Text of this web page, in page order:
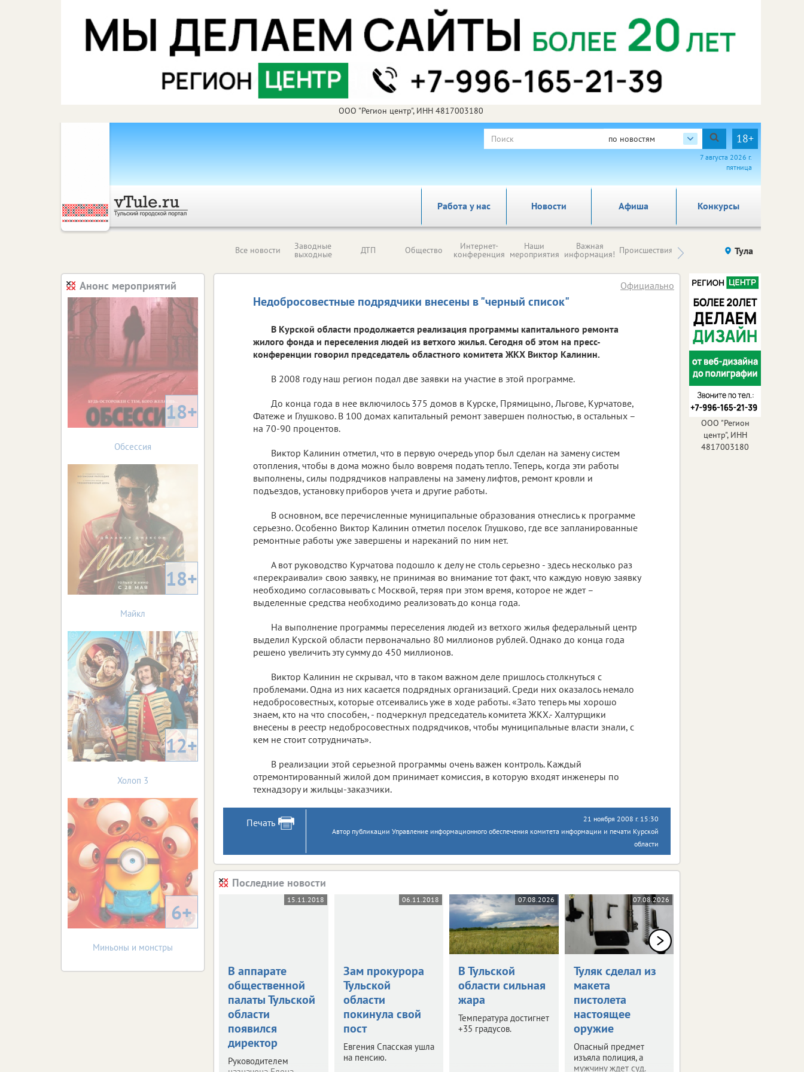
ООО "Регион центр", ИНН 4817003180
по новостям 18+
7 августа 2026 г.
пятница
Работа у нас Новости Афиша Конкурсы
Все новости Заводные
выходные ДТП Общество Интернет-
конференция
Наши
мероприятия
Важная
информация! Происшествия Здоровье компаний (на
Тула
Недобросовестные подрядчики внесены в "черный список"
Официально
В Курской области продолжается реализация программы капитального ремонта
жилого фонда и переселения людей из ветхого жилья. Сегодня об этом на пресс-
конференции говорил председатель областного комитета ЖКХ Виктор Калинин.
В 2008 году наш регион подал две заявки на участие в этой программе.
До конца года в нее включилось 375 домов в Курске, Прямицыно, Льгове, Курчатове,
Фатеже и Глушково. В 100 домах капитальный ремонт завершен полностью, в остальных –
на 70-90 процентов.
Виктор Калинин отметил, что в первую очередь упор был сделан на замену систем
отопления, чтобы в дома можно было вовремя подать тепло. Теперь, когда эти работы
выполнены, силы подрядчиков направлены на замену лифтов, ремонт кровли и
подъездов, установку приборов учета и другие работы.
В основном, все перечисленные муниципальные образования отнеслись к программе
серьезно. Особенно Виктор Калинин отметил поселок Глушково, где все запланированные
ремонтные работы уже завершены и нареканий по ним нет.
А вот руководство Курчатова подошло к делу не столь серьезно - здесь несколько раз
«перекраивали» свою заявку, не принимая во внимание тот факт, что каждую новую заявку
необходимо согласовывать с Москвой, теряя при этом время, которое не ждет –
выделенные средства необходимо реализовать до конца года.
На выполнение программы переселения людей из ветхого жилья федеральный центр
выделил Курской области первоначально 80 миллионов рублей. Однако до конца года
решено увеличить эту сумму до 450 миллионов.
Виктор Калинин не скрывал, что в таком важном деле пришлось столкнуться с
проблемами. Одна из них касается подрядных организаций. Среди них оказалось немало
недобросовестных, которые отсеивались уже в ходе работы. «Зато теперь мы хорошо
знаем, кто на что способен, - подчеркнул председатель комитета ЖКХ.- Халтурщики
внесены в реестр недобросовестных подрядчиков, чтобы муниципальные власти знали, с
кем не стоит сотрудничать».
В реализации этой серьезной программы очень важен контроль. Каждый
отремонтированный жилой дом принимает комиссия, в которую входят инженеры по
технадзору и жильцы-заказчики.
Печать
21 ноября 2008 г. 15:30
Автор публикации Управление информационного обеспечения комитета информации и печати Курской
области
Последние новости
15.11.2018
В аппарате
общественной
палаты Тульской
области
появился
директор
Руководителем
06.11.2018
Зам прокурора
Тульской
области
покинула свой
пост
Евгения Спасская ушла
на пенсию.
07.08.2026
В Тульской
области сильная
жара
Температура достигнет
+35 градусов.
07.08.2026
Туляк сделал из
макета
пистолета
настоящее
оружие
Опасный предмет
изъяла полиция, а
мужчину ждет суд.
Анонс мероприятий
18+
Обсессия
18+
Майкл
12+
Холоп 3
6+
Миньоны и монстры
ООО "Регион
центр", ИНН
4817003180